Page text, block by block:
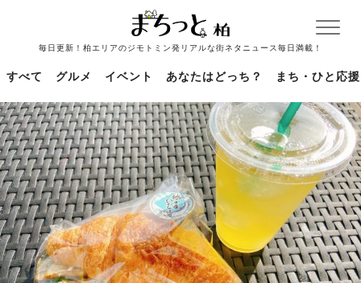
毎日更新！柏エリアのジモトミン発リアルな街ネタニュース毎日満載！
すべて グルメ イベント あなたはどっち？ まち・ひと応援